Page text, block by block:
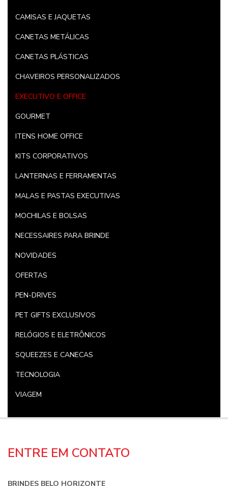
CAMISAS E JAQUETAS
CANETAS METÁLICAS
CANETAS PLÁSTICAS
CHAVEIROS PERSONALIZADOS
EXECUTIVO E OFFICE
GOURMET
ITENS HOME OFFICE
KITS CORPORATIVOS
LANTERNAS E FERRAMENTAS
MALAS E PASTAS EXECUTIVAS
MOCHILAS E BOLSAS
NECESSAIRES PARA BRINDE
NOVIDADES
OFERTAS
PEN-DRIVES
PET GIFTS EXCLUSIVOS
RELÓGIOS E ELETRÔNICOS
SQUEEZES E CANECAS
TECNOLOGIA
VIAGEM
ENTRE EM CONTATO
BRINDES BELO HORIZONTE